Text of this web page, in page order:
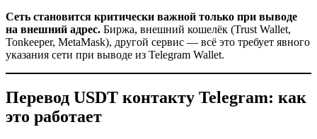
Сеть становится критически важной только при выводе
на внешний адрес. Биржа, внешний кошелёк (Trust Wallet,
Tonkeeper, MetaMask), другой сервис — всё это требует явного
указания сети при выводе из Telegram Wallet.
Перевод USDT контакту Telegram: как
это работает